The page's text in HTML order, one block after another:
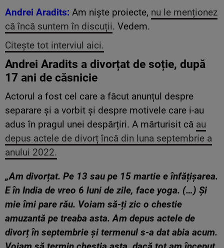
Andrei Aradits: Am niște proiecte, nu le menționez
că încă suntem în discuții. Vedem.
Citește tot interviul aici.
Andrei Aradits a divorțat de soție, după
17 ani de căsnicie
Actorul a fost cel care a făcut anunțul despre
separare și a vorbit și despre motivele care i-au
adus în pragul unei despărțiri. A mărturisit că au
depus actele de divorț încă din luna septembrie a
anului 2022.
„Am divorțat. Pe 13 sau pe 15 martie e înfățișarea.
E în India de vreo 6 luni de zile, face yoga. (…) Și
mie îmi pare rău. Voiam să-ți zic o chestie
amuzantă pe treaba asta. Am depus actele de
divorț în septembrie și termenul s-a dat abia acum.